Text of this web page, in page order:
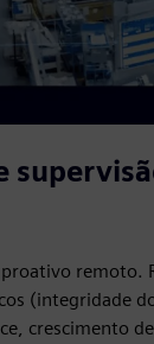
remoto.
(integridade
crescimento